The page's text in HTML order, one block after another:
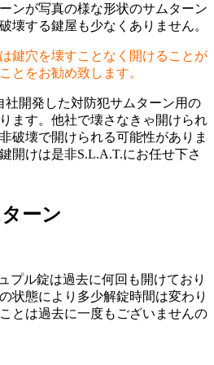
ンが写真の様な形状のサムターン
壊する鍵屋も少なくありません。
鍵穴を壊すことなく開けることが
とをお勧め致します。
社開発した対防犯サムターン用の
ます。他社で壊さなきゃ開けられ
破壊で開けられる可能性がありま
開けは是非S.L.A.T.にお任せ下さ
ーン
プル錠は過去に何回も開けており
状態により多少解錠時間は変わり
とは過去に一度もございませんの